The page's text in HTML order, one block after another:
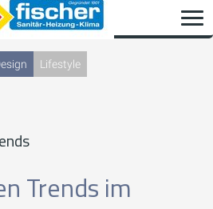
Lifestyle
Trends im